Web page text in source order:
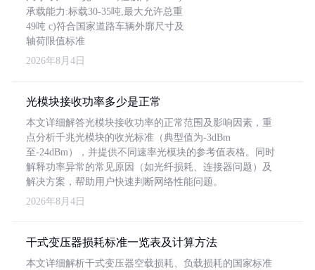
承载能力:标载30-35吨,最大允许总重
49吨 c)符合国家道路车辆外廓尺寸及
轴荷限值标准
2026年8月4日
光模块接收功率多少是正常
本文详细解答光模块接收功率的正常范围及影响因素，重
点分析千兆光模块的收光标准（典型值为-3dBm
至-24dBm），并提供不同速率光模块的参考值表格。同时
解释功率异常的常见原因（如光纤损耗、连接器问题）及
解决方案，帮助用户快速判断网络性能问题。
2026年8月4日
干式变压器损耗标准一览表及计算方法
本文详细解析干式变压器空载损耗、负载损耗的国家标准